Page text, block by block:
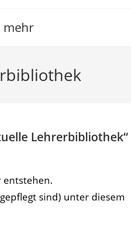
mehr
Lehrerbibliothek“
entstehen.
sind) unter diesem